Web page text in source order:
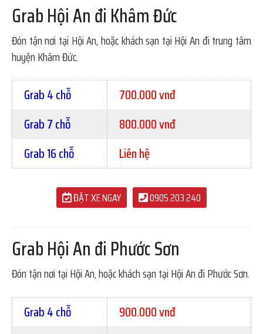
Grab Hội An đi Khâm Đức
Đón tận nơi tại Hội An, hoặc khách sạn tại Hội An đi trung tâm
huyện Khâm Đức.
Grab 4 chỗ
700.000 vnđ
Grab 7 chỗ
800.000 vnđ
Grab 16 chỗ
Liên hệ
ĐẶT XE NGAY 0905 203 240
Grab Hội An đi Phước Sơn
Đón tận nơi tại Hội An, hoặc khách sạn tại Hội An đi Phước Sơn.
Grab 4 chỗ
900.000 vnđ